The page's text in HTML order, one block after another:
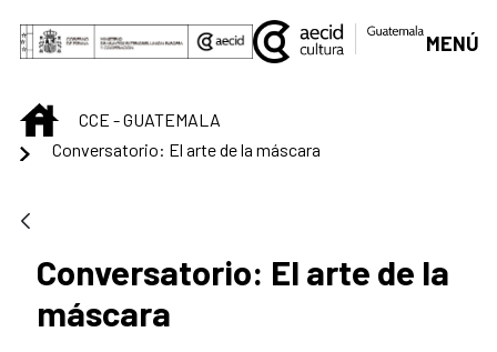
Saltar al contenido principal
MENÚ
INICIOCCE - GUATEMALA
Conversatorio: El arte de la máscara
Conversatorio: El arte de la
máscara